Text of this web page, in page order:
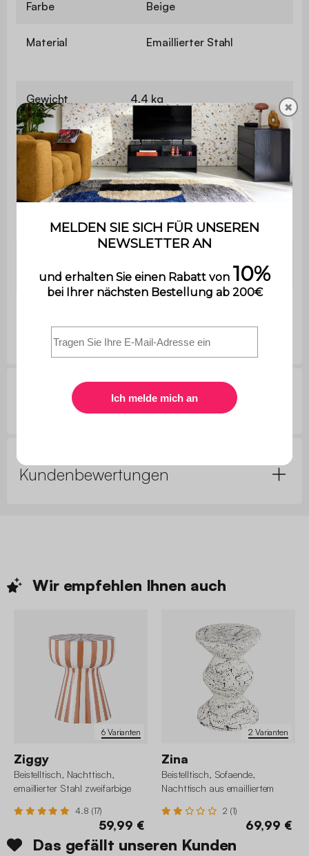
Farbe Beige
Material Emaillierter Stahl
Gewicht 4,4 kg
Verwendung Innenbereich
Garantie 2 Jahre
Das Produkt wird montiert
geliefert
Belastung
Kundenfragen
Kundenbewertungen
Wir empfehlen Ihnen auch
6 Varianten
Ziggy
Beistelltisch, Nachttisch,
emaillierter Stahl zweifarbige
4.8 (17)
59,99 €
2 Varianten
Zina
Beistelltisch, Sofaende,
Nachttisch aus emailliertem
33 x H 47 cm
2 (1)
69,99 €
Das gefällt unseren Kunden
✖